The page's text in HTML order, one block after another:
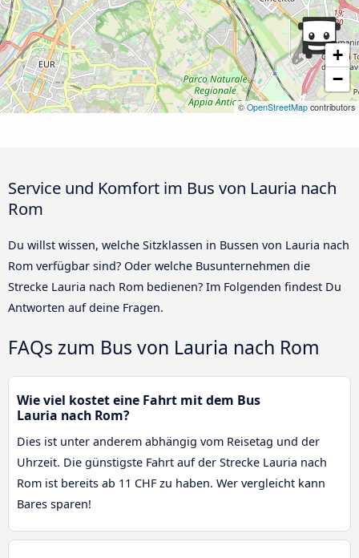
+
−
©OpenStreetMap contributors
Service und Komfort im Bus von Lauria nach
Rom
Du willst wissen, welche Sitzklassen in Bussen von Lauria nach
Rom verfügbar sind? Oder welche Busunternehmen die
Strecke Lauria nach Rom bedienen? Im Folgenden findest Du
Antworten auf deine Fragen.
FAQs zum Bus von Lauria nach Rom
Wie viel kostet eine Fahrt mit dem Bus
Lauria nach Rom?
Dies ist unter anderem abhängig vom Reisetag und der
Uhrzeit. Die günstigste Fahrt auf der Strecke Lauria nach
Rom ist bereits ab 11 CHF zu haben. Wer vergleicht kann
Bares sparen!